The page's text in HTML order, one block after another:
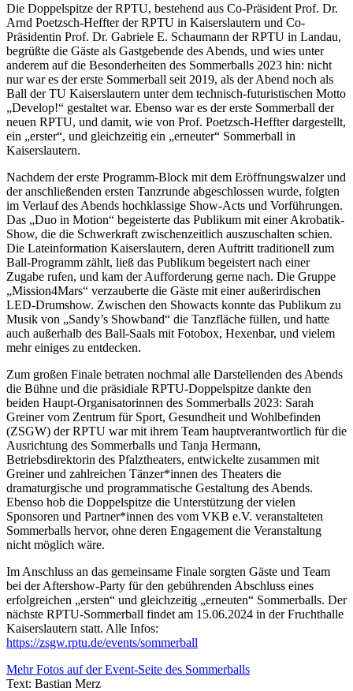
Die Doppelspitze der RPTU, bestehend aus Co-Präsident Prof. Dr.
Arnd Poetzsch-Heffter der RPTU in Kaiserslautern und Co-
Präsidentin Prof. Dr. Gabriele E. Schaumann der RPTU in Landau,
begrüßte die Gäste als Gastgebende des Abends, und wies unter
anderem auf die Besonderheiten des Sommerballs 2023 hin: nicht
nur war es der erste Sommerball seit 2019, als der Abend noch als
Ball der TU Kaiserslautern unter dem technisch-futuristischen Motto
„Develop!“ gestaltet war. Ebenso war es der erste Sommerball der
neuen RPTU, und damit, wie von Prof. Poetzsch-Heffter dargestellt,
ein „erster“, und gleichzeitig ein „erneuter“ Sommerball in
Kaiserslautern.
Nachdem der erste Programm-Block mit dem Eröffnungswalzer und
der anschließenden ersten Tanzrunde abgeschlossen wurde, folgten
im Verlauf des Abends hochklassige Show-Acts und Vorführungen.
Das „Duo in Motion“ begeisterte das Publikum mit einer Akrobatik-
Show, die die Schwerkraft zwischenzeitlich auszuschalten schien.
Die Lateinformation Kaiserslautern, deren Auftritt traditionell zum
Ball-Programm zählt, ließ das Publikum begeistert nach einer
Zugabe rufen, und kam der Aufforderung gerne nach. Die Gruppe
„Mission4Mars“ verzauberte die Gäste mit einer außerirdischen
LED-Drumshow. Zwischen den Showacts konnte das Publikum zu
Musik von „Sandy’s Showband“ die Tanzfläche füllen, und hatte
auch außerhalb des Ball-Saals mit Fotobox, Hexenbar, und vielem
mehr einiges zu entdecken.
Zum großen Finale betraten nochmal alle Darstellenden des Abends
die Bühne und die präsidiale RPTU-Doppelspitze dankte den
beiden Haupt-Organisatorinnen des Sommerballs 2023: Sarah
Greiner vom Zentrum für Sport, Gesundheit und Wohlbefinden
(ZSGW) der RPTU war mit ihrem Team hauptverantwortlich für die
Ausrichtung des Sommerballs und Tanja Hermann,
Betriebsdirektorin des Pfalztheaters, entwickelte zusammen mit
Greiner und zahlreichen Tänzer*innen des Theaters die
dramaturgische und programmatische Gestaltung des Abends.
Ebenso hob die Doppelspitze die Unterstützung der vielen
Sponsoren und Partner*innen des vom VKB e.V. veranstalteten
Sommerballs hervor, ohne deren Engagement die Veranstaltung
nicht möglich wäre.
Im Anschluss an das gemeinsame Finale sorgten Gäste und Team
bei der Aftershow-Party für den gebührenden Abschluss eines
erfolgreichen „ersten“ und gleichzeitig „erneuten“ Sommerballs. Der
nächste RPTU-Sommerball findet am 15.06.2024 in der Fruchthalle
Kaiserslautern statt. Alle Infos:
https://zsgw.rptu.de/events/sommerball
Mehr Fotos auf der Event-Seite des Sommerballs
Text: Bastian Merz